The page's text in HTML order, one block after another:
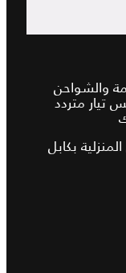
والشواحن
تيار متردد
بكابل